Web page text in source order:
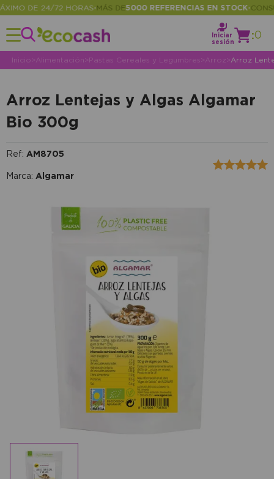
DE 24/72 HORAS•MÁS DE 5000 REFERENCIAS EN STOCK•
Iniciar
sesión
:0
Inicio> Alimentación>Pastas Cereales y Legumbres > Arroz>Arroz
Arroz Lentejas y Algas Algamar
Bio 300g
Ref: AM8705
Marca: Algamar